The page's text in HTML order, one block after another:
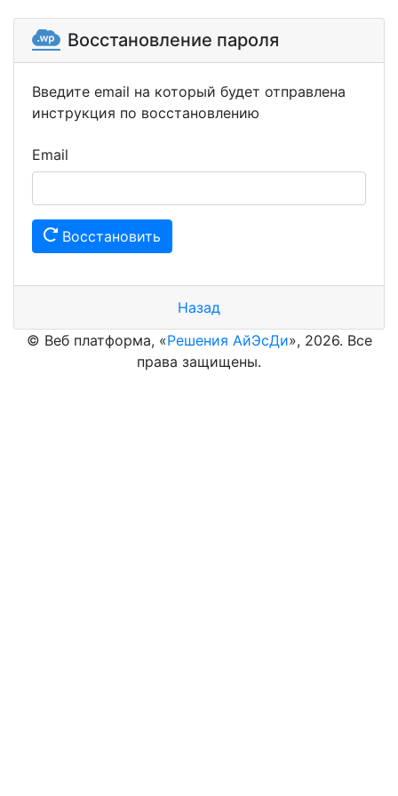
Восстановление пароля
Введите email на который будет отправлена
инструкция по восстановлению
Email
Восстановить
Назад
© Веб платформа, «Решения АйЭсДи», 2026. Все
права защищены.